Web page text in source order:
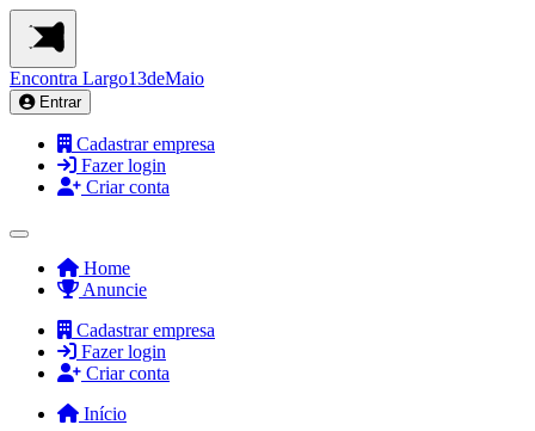
Encontra Largo13deMaio
Entrar
Cadastrar empresa
Fazer login
Criar conta
Home
Anuncie
Cadastrar empresa
Fazer login
Criar conta
Início